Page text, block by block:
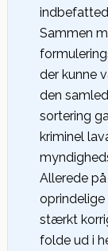
Sammen
der kunne
den
sortering
kriminel
Allerede
stærkt
folde ud i